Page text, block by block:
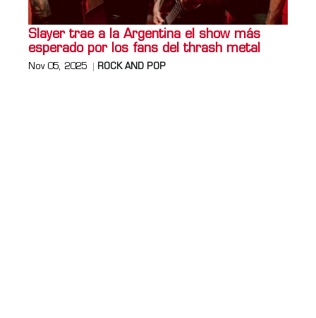
Slayer trae a la Argentina el show más
esperado por los fans del thrash metal
Nov 05, 2025 ROCK AND POP